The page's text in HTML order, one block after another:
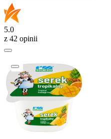
5.0
z 42 opinii